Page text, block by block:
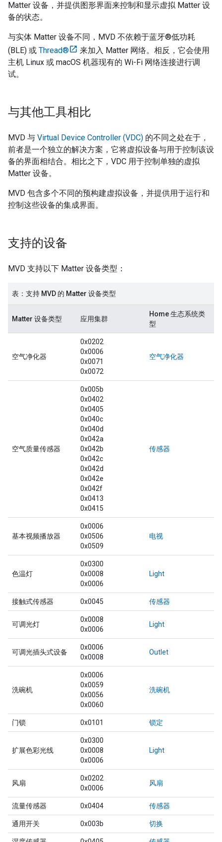
Matter 设备，并提供图形界面来控制和显示虚拟 Matter 设
备的状态。
与实体 Matter 设备不同， MVD 不依赖于蓝牙®低功耗
(BLE) 或 Thread® 来加入 Matter 网络。相反，它会使用
主机 Linux 或 macOS 机器现有的 Wi-Fi 网络连接进行调
试。
与其他工具相比
MVD 与 Virtual Device Controller (VDC) 的不同之处在于，
前者是一个独立的解决方案，它将虚拟设备与用于控制该设
备的界面相结合。相比之下， VDC 用于控制单独的虚拟
Matter 设备。
MVD 包含多个不同的预构建虚拟设备，并提供用于运行和
控制这些设备的集成界面。
支持的设备
MVD 支持以下 Matter 设备类型：
表：支持 MVD 的 Matter 设备类型
Matter 设备类型 应用集群
Home 生态系统类
型
空气净化器
0x0202
0x0006
0x0071
0x0072
空气净化器
空气质量传感器
0x005b
0x0402
0x0405
0x040c
0x040d
0x042a
0x042b
0x042c
0x042d
0x042e
0x042f
0x0413
0x0415
传感器
基本视频播放器
0x0006
0x0506
0x0509
电视
色温灯
0x0300
0x0008
0x0006
Light
接触式传感器 0x0045 传感器
可调光灯
0x0008
0x0006
Light
可调光插头式设备
0x0006
0x0008
Outlet
洗碗机
0x0006
0x0059
0x0056
0x0060
洗碗机
门锁 0x0101 锁定
扩展色彩光线
0x0300
0x0008
0x0006
Light
风扇
0x0202
0x0006
风扇
流量传感器 0x0404 传感器
通用开关 0x003b 切换